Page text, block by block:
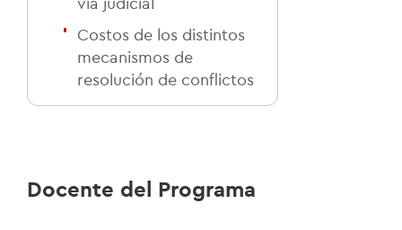
vía judicial
Costos de los distintos
mecanismos de
resolución de conflictos
Docente del Programa